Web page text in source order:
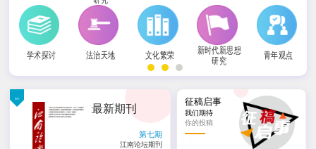
学术探讨 法治天地 文化繁荣
新时代新思想
研究
青年观点
社科
最新期刊
第七期
江南论坛期刊
征稿启事
我们期待
你的投稿